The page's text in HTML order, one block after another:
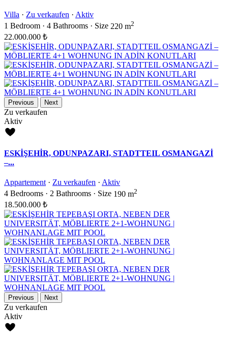
Villa · Zu verkaufen · Aktiv
1 Bedroom · 4 Bathrooms · Size 220 m2
22.000.000 ₺
Previous Next
Zu verkaufen
Aktiv
ESKİŞEHİR, ODUNPAZARI, STADTTEIL OSMANGAZİ
–...
Appartement · Zu verkaufen · Aktiv
4 Bedrooms · 2 Bathrooms · Size 190 m2
18.500.000 ₺
Previous Next
Zu verkaufen
Aktiv